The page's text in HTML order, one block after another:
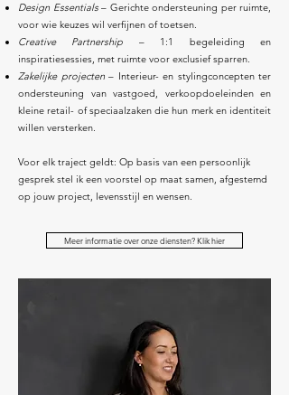
Design Essentials– Gerichte ondersteuning per ruimte,
voor wie keuzes wil verfijnen of toetsen.
Creative Partnership – 1:1 begeleiding en
inspiratiesessies, met ruimte voor exclusief sparren.
Zakelijke projecten– Interieur- en stylingconcepten ter
ondersteuning van vastgoed, verkoopdoeleinden en
kleine retail- of speciaalzaken die hun merk en identiteit
willen versterken.
Voor elk traject geldt: Op basis van een persoonlijk
gesprek stel ik een voorstel op maat samen, afgestemd
op jouw project, levensstijl en wensen.
Meer informatie over onze diensten? Klik hier